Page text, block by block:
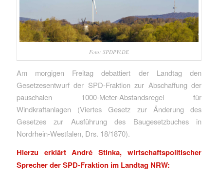
Foto: SPDPW.DE
Am morgigen Freitag debattiert der Landtag den
Gesetzesentwurf der SPD-Fraktion zur Abschaffung der
pauschalen 1000-Meter-Abstandsregel für
Windkraftanlagen (Viertes Gesetz zur Änderung des
Gesetzes zur Ausführung des Baugesetzbuches in
Nordrhein-Westfalen, Drs. 18/1870).
Hierzu erklärt André Stinka, wirtschaftspolitischer
Sprecher der SPD-Fraktion im Landtag NRW: